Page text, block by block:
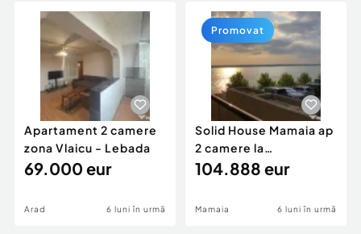
Apartament 2 camere
zona Vlaicu - Lebada
69.000 eur
Arad 6 luni în urmă
Solid House Mamaia ap
2 camere la
cheie,langa Mega
104.888 eur
Mamaia 6 luni în urmă
Promovat